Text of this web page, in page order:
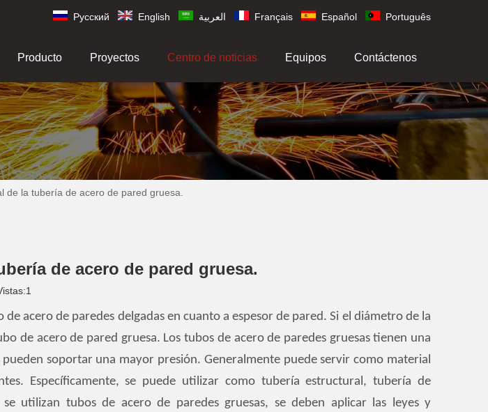
Pусский English العربية Français Español Português
Producto Proyectos Centro de noticias Equipos Contáctenos
de la tubería de acero de pared gruesa.
de acero de pared gruesa.
1
de acero de paredes delgadas en cuanto a espesor de pared. Si el diámetro de la
de acero de pared gruesa. Los tubos de acero de paredes gruesas tienen una
soportar una mayor presión. Generalmente puede servir como material
Específicamente, se puede utilizar como tubería estructural, tubería de
utilizan tubos de acero de paredes gruesas, se deben aplicar las leyes y